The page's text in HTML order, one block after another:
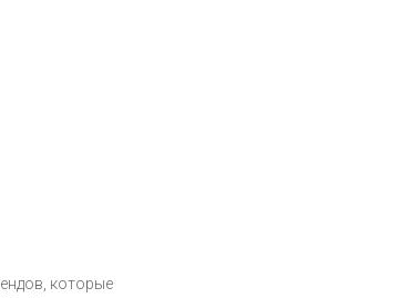
которые